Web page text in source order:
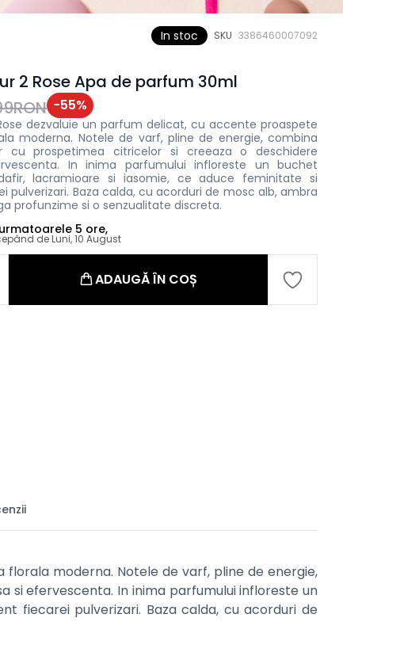
In stoc SKU 3386460007092
2 Rose Apa de parfum 30ml
-55%
dezvaluie un parfum delicat, cu accente proaspete
moderna. Notele de varf, pline de energie, combina
cu prospetimea citricelor si creeaza o deschidere
In inima parfumului infloreste un buchet
lacramioare si iasomie, ce aduce feminitate si
pulverizari. Baza calda, cu acorduri de mosc alb, ambra
profunzime si o senzualitate discreta.
urmatoarele 5 ore,
deLuni, 10 August
ADAUGĂ ÎN COȘ
moderna. Notele de varf, pline de energie,
si efervescenta. In inima parfumului infloreste un
fiecarei pulverizari. Baza calda, cu acorduri de